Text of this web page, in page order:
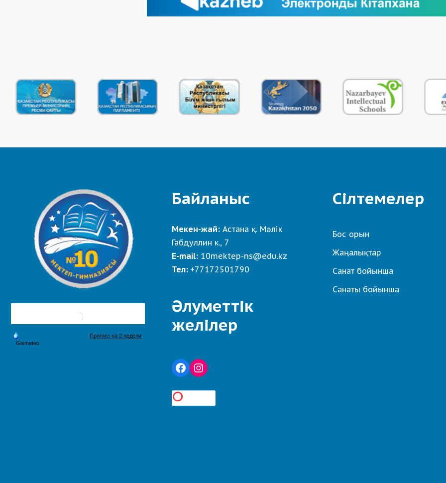
Байланыс
Мекен-жай: Астана қ. Мәлік
Габдуллин к., 7
E-mail: 10mektep-ns@edu.kz
Тел: +77172501790
Әлуметтік
желілер
Сілтемелер
Бос орын
Жаңалықтар
Санат бойынша
Санаты бойынша